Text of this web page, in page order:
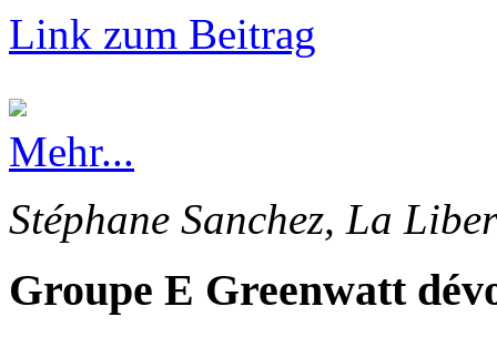
Link zum Beitrag
Mehr...
Stéphane Sanchez, La
Groupe E Greenwatt